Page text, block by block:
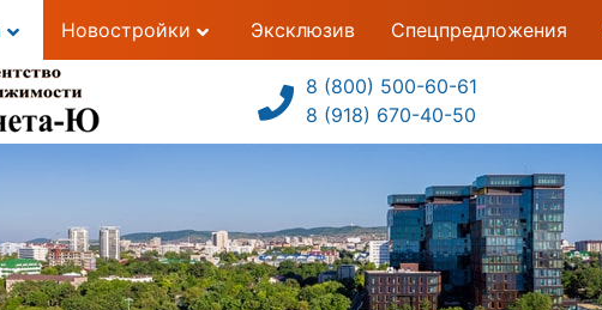
Новостройки Эксклюзив Спецпредложения
8 (800) 500-60-61
8 (918) 670-40-50